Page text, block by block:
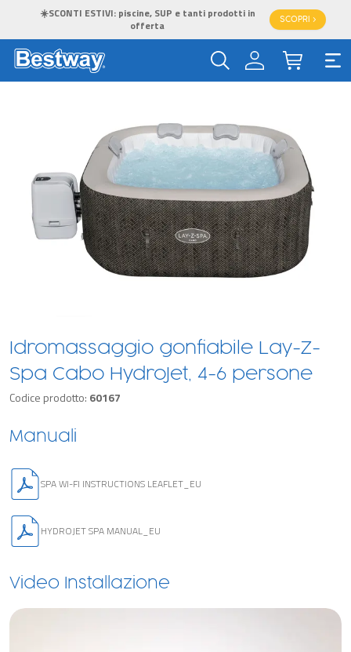
☀️SCONTI ESTIVI: piscine, SUP e tanti prodotti in
offerta
SCOPRI >
Idromassaggio gonfiabile Lay-Z-
Spa Cabo HydroJet, 4-6 persone
Codice prodotto: 60167
Manuali
SPA WI-FI INSTRUCTIONS LEAFLET_EU
HYDROJET SPA MANUAL_EU
Video Installazione